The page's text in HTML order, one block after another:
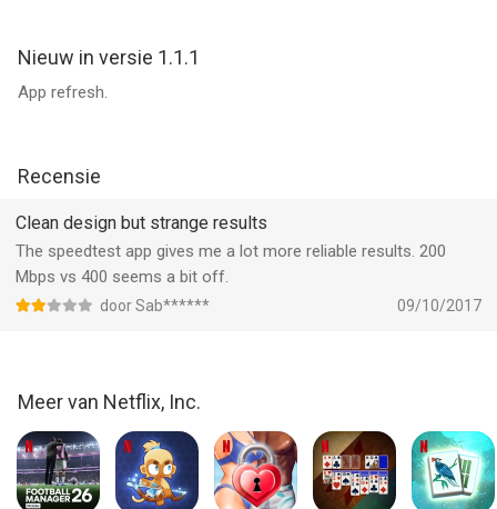
Nieuw in versie 1.1.1
App refresh.
Recensie
Clean design but strange results
The speedtest app gives me a lot more reliable results. 200
Mbps vs 400 seems a bit off.
door Sab****** 09/10/2017
Meer van Netflix, Inc.